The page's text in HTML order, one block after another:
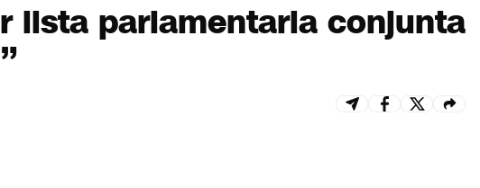
lista parlamentaria conjunta